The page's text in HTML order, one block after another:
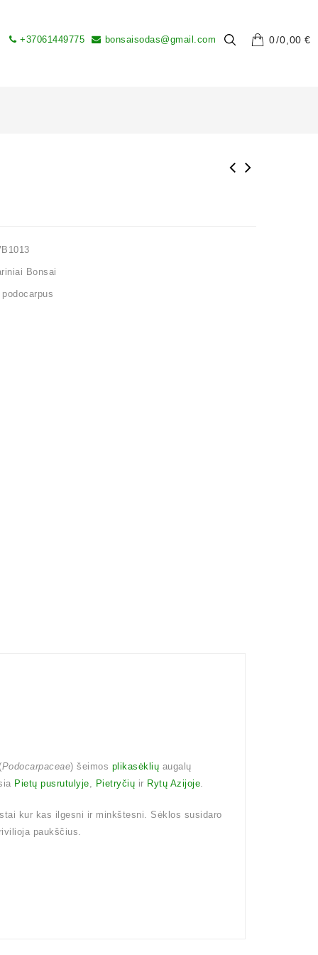
0 0,00€
+37061449775 bonsaisodas@gmail.com
Bonsai
podocarpus
Podocarpaceae) šeimos plikasėklių augalų
Pietų pusrutulyje Pietryčių ir Rytų Azijoje
kur kas ilgesni ir minkštesni. Sėklos susidaro
paukščius.